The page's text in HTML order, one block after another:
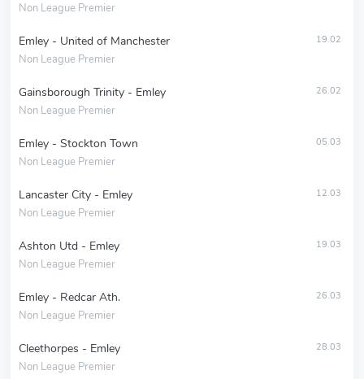
Non League Premier
Emley - United of Manchester
Non League Premier
19.02
Gainsborough Trinity - Emley
Non League Premier
26.02
Emley - Stockton Town
Non League Premier
05.03
Lancaster City - Emley
Non League Premier
12.03
Ashton Utd - Emley
Non League Premier
19.03
Emley - Redcar Ath.
Non League Premier
26.03
Cleethorpes - Emley
Non League Premier
28.03